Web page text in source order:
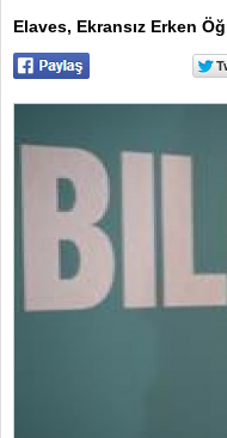
Elaves, Ekransız Erken